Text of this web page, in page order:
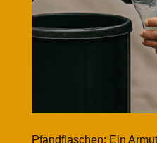
Pfandflaschen: Ein